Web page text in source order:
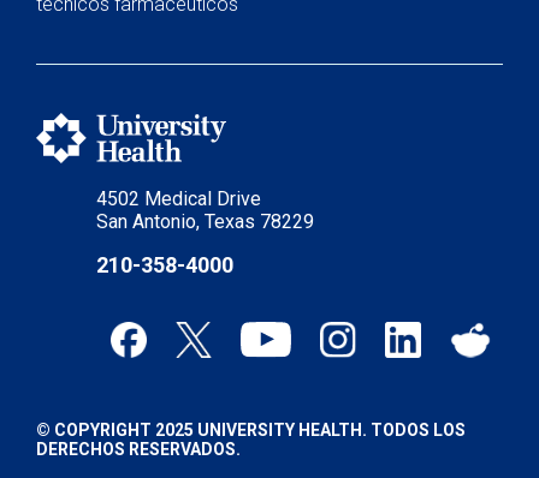
4502 Medical Drive
San Antonio, Texas 78229
210-358-4000
© COPYRIGHT 2025 UNIVERSITY HEALTH. TODOS LOS
DERECHOS RESERVADOS.